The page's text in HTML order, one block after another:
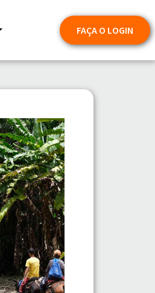
FAÇA O LOGIN